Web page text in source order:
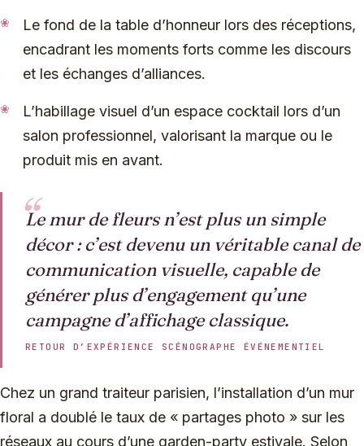
Le fond de la table d’honneur lors des réceptions,
encadrant les moments forts comme les discours
et les échanges d’alliances.
L’habillage visuel d’un espace cocktail lors d’un
salon professionnel, valorisant la marque ou le
produit mis en avant.
Le mur de fleurs n’est plus un simple
décor : c’est devenu un véritable canal de
communication visuelle, capable de
générer plus d’engagement qu’une
campagne d’affichage classique.
RETOUR D’EXPÉRIENCE SCÉNOGRAPHE ÉVÉNEMENTIEL
Chez un grand traiteur parisien, l’installation d’un mur
floral a doublé le taux de « partages photo » sur les
réseaux au cours d’une garden-party estivale. Selon